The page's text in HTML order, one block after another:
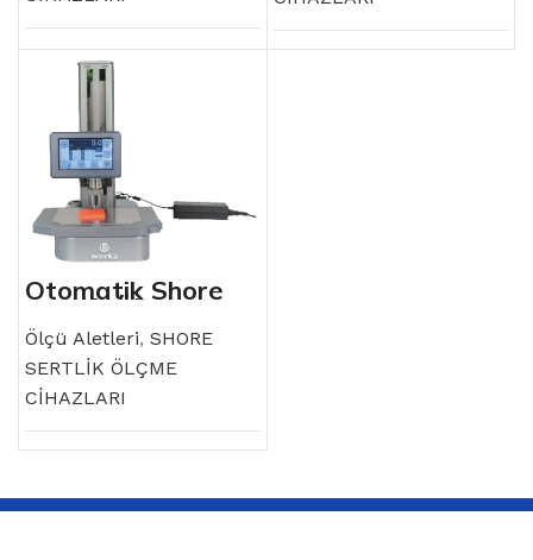
Otomatik Shore
Sertlik Ölçme
Cihazı
Ölçü Aletleri, SHORE
SERTLİK ÖLÇME
CİHAZLARI